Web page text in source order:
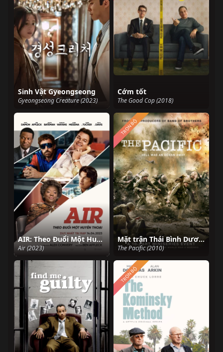
Sinh Vật Gyeongseong
Gyeongseong Creature (2023)
Cớm tốt
The Good Cop (2018)
AIR: Theo Đuổi Một Huyền Thoại
Air (2023)
Mặt trận Thái Bình Dương
The Pacific (2010)
TRỌN BỘ
TRỌN BỘ